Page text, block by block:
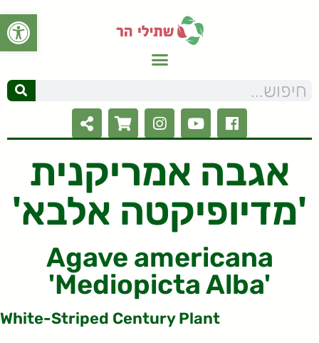
פתח
אגבה אמריקנית
'מדיופיקטה אלבא'
Agave americana
'Mediopicta Alba'
White-Striped Century Plant